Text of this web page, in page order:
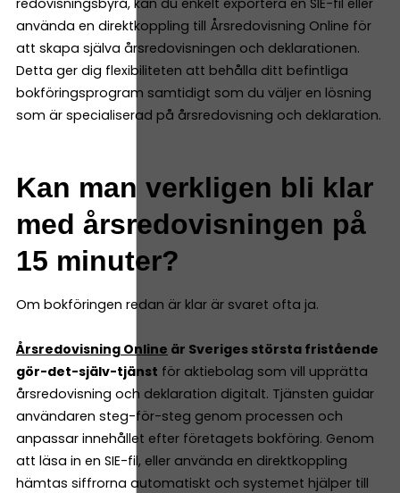
använda en direktkoppling till Årsredovisning Online för
att skapa själva årsredovisningen och deklarationen.
Detta ger dig flexibiliteten att behålla ditt befintliga
bokföringsprogram samtidigt som du väljer en lösning
som är specialiserad på årsredovisning och deklaration.
Kan man verkligen bli klar
med årsredovisningen på
15 minuter?
Om bokföringen redan är klar är svaret ofta ja.
Årsredovisning Online är Sveriges största fristående
gör-det-själv-tjänst för aktiebolag som vill upprätta
årsredovisning och deklaration digitalt. Tjänsten guidar
användaren steg-för-steg genom processen och
anpassar innehållet efter företagets bokföring. Genom
att läsa in en SIE-fil, eller använda en direktkoppling
hämtas siffrorna automatiskt och systemet hjälper till